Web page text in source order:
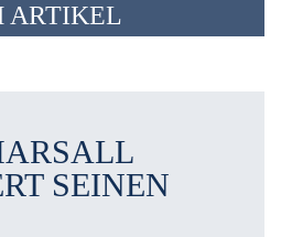
ARTIKEL
SEINEN